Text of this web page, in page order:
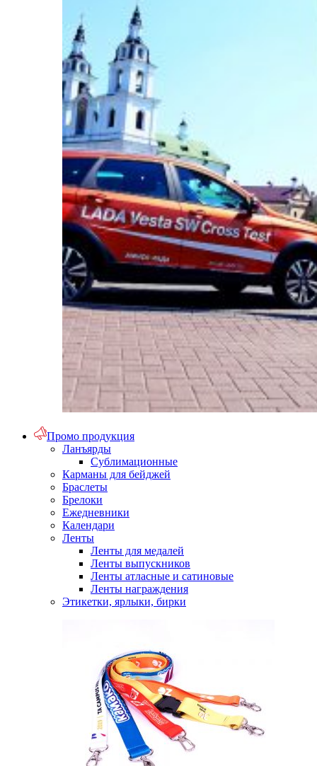
Промо продукция
Ланъярды
Сублимационные
Карманы для бейджей
Браслеты
Брелоки
Ежедневники
Календари
Ленты
Ленты для медалей
Ленты выпускников
Ленты атласные и сатиновые
Ленты награждения
Этикетки, ярлыки, бирки